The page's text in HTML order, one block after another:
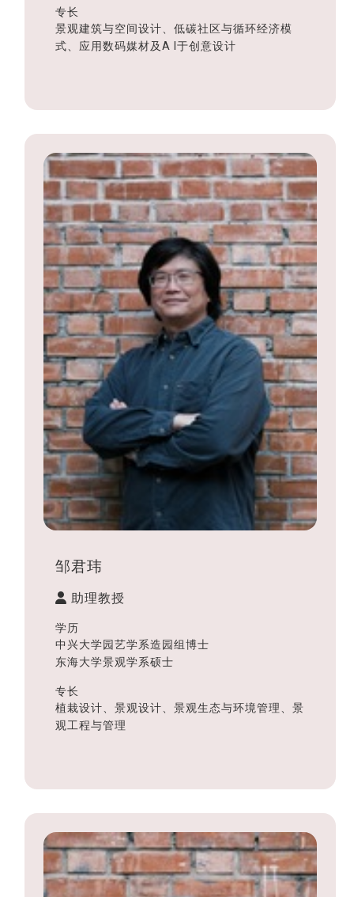
专长
景观建筑与空间设计、低碳社区与循环经济模
式、应用数码媒材及A I于创意设计
邹君玮
助理教授
学历
中兴大学园艺学系造园组博士
东海大学景观学系硕士
专长
植栽设计、景观设计、景观生态与环境管理、景
观工程与管理